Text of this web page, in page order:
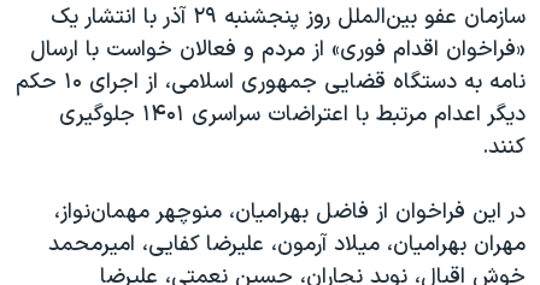
آرشیو پخش زنده
مجموعه مستندهای دادخواهی
تریبونال مردمی آبان ۹۸
دادگاه حمید نوری
چهل سال گروگان‌گیری
اعتراضات مردمی آبان ۹۸
اسرائیل در جنگ
سازمان عفو بین‌الملل روز پنجشنبه ۲۹ آذر با انتشار یک
«فراخوان اقدام فوری» از مردم و فعالان خواست با ارسال
نامه به دستگاه قضایی جمهوری اسلامی، از اجرای ۱۰ حکم
دیگر اعدام مرتبط با اعتراضات سراسری ۱۴۰۱ جلوگیری
کنند.
در این فراخوان از فاضل بهرامیان، منوچهر مهمان‌نواز،
مهران بهرامیان، میلاد آرمون، علیرضا کفایی، امیرمحمد
خوش اقبال، نوید نجاران، حسین نعمتی، علیرضا